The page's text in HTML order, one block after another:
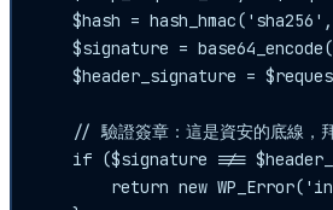
$hash =
$signature =
$header_signature =
// 驗證簽章：這是資安的底線，
if ($signature !==
return new